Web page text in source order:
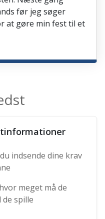
før jeg søger
at gøre min fest til et
indsende dine krav
meget må de
spille